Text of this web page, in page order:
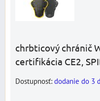
chrbticový chránič
certifikácia CE2,
Dostupnosť: dodanie do 3